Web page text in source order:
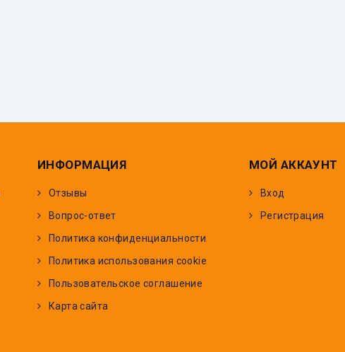
ИНФОРМАЦИЯ
Отзывы
Вопрос-ответ
Политика конфиденциальности
Политика использования cookie
Пользовательское соглашение
Карта сайта
МОЙ АККАУНТ
Вход
Регистрация